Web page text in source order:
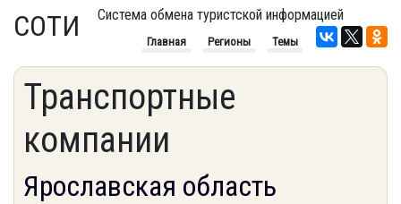
СОТИ Система обмена туристской информацией
Главная Регионы Темы
Транспортные
компании
Ярославская область